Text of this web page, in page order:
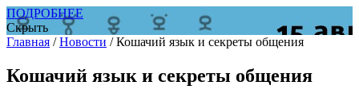
ПОДРОБНЕЕ
Скрыть
Главная / Новости / Кошачий язык и секреты общения
Кошачий язык и секреты общения